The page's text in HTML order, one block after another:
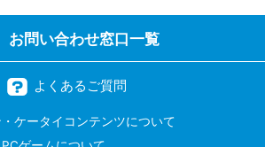
お問い合わせ窓口一覧
よくあるご質問
ケータイコンテンツについて